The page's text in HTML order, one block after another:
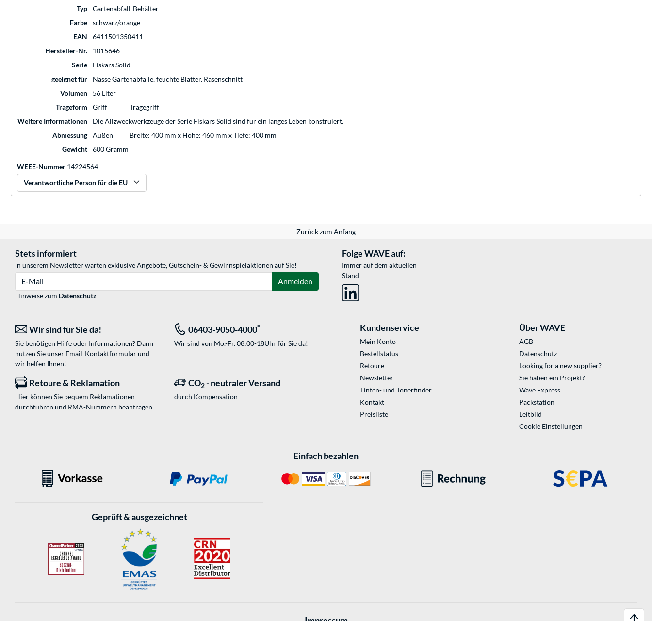
Typ
Gartenabfall-Behälter
Farbe
schwarz/orange
EAN
6411501350411
Hersteller-Nr.
1015646
Serie
Fiskars Solid
geeignet für
Nasse Gartenabfälle, feuchte Blätter, Rasenschnitt
Volumen
56 Liter
Trageform
Griff
Tragegriff
Weitere Informationen
Die Allzweckwerkzeuge der Serie Fiskars Solid sind für ein langes Leben konstruiert.
Abmessung
Außen
Breite: 400 mm x Höhe: 460 mm x Tiefe: 400 mm
Gewicht
600 Gramm
WEEE-Nummer 14224564
Verantwortliche Person für die EU
Zurück zum Anfang
Stets informiert
In unserem Newsletter warten exklusive Angebote, Gutschein- & Gewinnspielaktionen auf Sie!
Anmelden
Hinweise zum Datenschutz
Folge WAVE auf:
Immer auf dem aktuellen
Stand
Wir sind für Sie da!
Sie benötigen Hilfe oder Informationen? Dann
nutzen Sie unser Email-Kontaktformularund
wir helfen Ihnen!
06403-9050-4000*
Wir sind von Mo.-Fr. 08:00-18Uhr für Sie da!
Retoure & Reklamation
Hier können Sie bequem Reklamationen
durchführen und RMA-Nummern beantragen.
CO2 - neutraler Versand
durch Kompensation
Kundenservice
Mein Konto
Bestellstatus
Retoure
Newsletter
Tinten- und Tonerfinder
Kontakt
Preisliste
Über WAVE
AGB
Datenschutz
Looking for a new supplier?
Sie haben ein Projekt?
Wave Express
Packstation
Leitbild
Cookie Einstellungen
Einfach bezahlen
Geprüft & ausgezeichnet